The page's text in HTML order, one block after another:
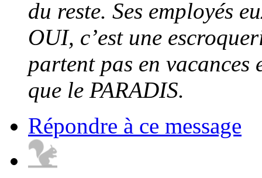
du reste. Ses employés
OUI, c’est une
partent pas en vacances
que le PARADIS.
Répondre à ce message